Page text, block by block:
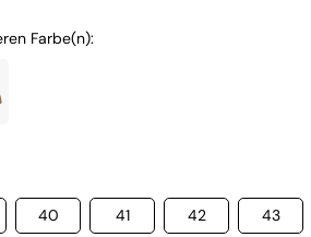
Farbe(n):
40 41 42 43